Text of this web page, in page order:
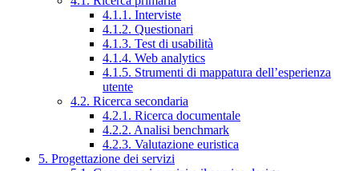
4.1.1. Interviste
4.1.2. Questionari
4.1.3. Test di usabilità
4.1.4. Web analytics
4.1.5. Strumenti di mappatura dell’esperienza
utente
4.2. Ricerca secondaria
4.2.1. Ricerca documentale
4.2.2. Analisi benchmark
4.2.3. Valutazione euristica
5. Progettazione dei servizi